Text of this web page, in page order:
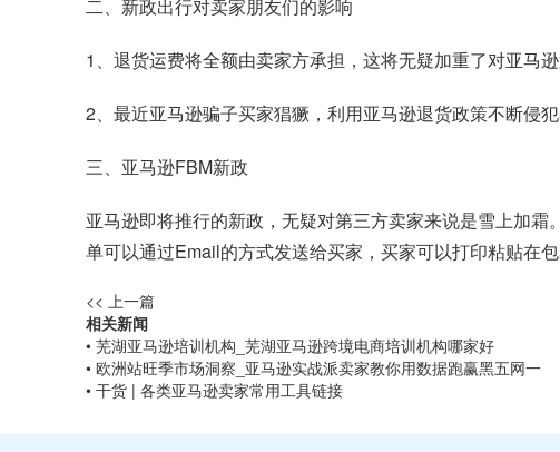
二、新政出行对卖家朋友们的影响
1、退货运费将全额由卖家方承担，这将无疑加重了对亚马
2、最近亚马逊骗子买家猖獗，利用亚马逊退货政策不断侵犯
三、亚马逊FBM新政
亚马逊即将推行的新政，无疑对第三方卖家来说是雪上加
单可以通过Email的方式发送给买家，买家可以打印粘贴在
<< 上一篇
相关新闻
• 芜湖亚马逊培训机构_芜湖亚马逊跨境电商培训机构哪家好
• 欧洲站旺季市场洞察_亚马逊实战派卖家教你用数据跑赢黑五网一
• 干货 | 各类亚马逊卖家常用工具链接